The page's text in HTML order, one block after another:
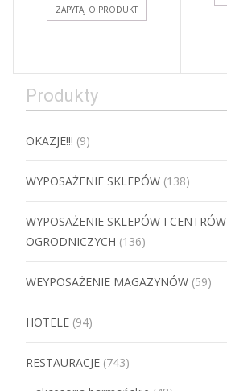
ZAPYTAJ O PRODUKT
Produkty
OKAZJE!!! (9)
WYPOSAŻENIE SKLEPÓW (138)
WYPOSAŻENIE SKLEPÓW I CENTRÓW
OGRODNICZYCH (136)
WEYPOSAŻENIE MAGAZYNÓW (59)
HOTELE (94)
RESTAURACJE (743)